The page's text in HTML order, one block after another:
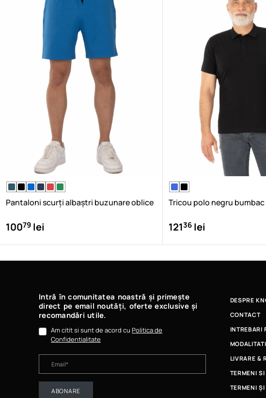
Pantaloni scurți albaștri buzunare oblice
10079 lei
Tricou polo negru
12136lei
Intră în comunitatea noastră și primește
direct pe email noutăți, oferte exclusive și
recomandări utile.
Am citit si sunt de acord cu Politica de
Confidentialitate
ABONARE
DESPRE
CONTACT
INTREBARI
LIVRARE &
TERMENI
TERMENI